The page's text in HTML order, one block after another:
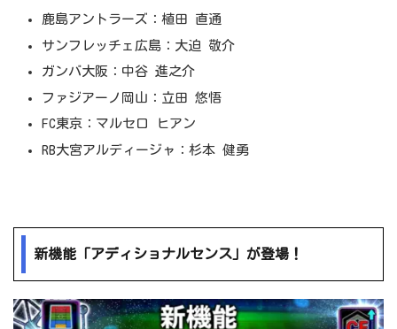
鹿島アントラーズ：植田 直通
サンフレッチェ広島：大迫 敬介
ガンバ大阪：中谷 進之介
ファジアーノ岡山：立田 悠悟
FC東京：マルセロ ヒアン
RB大宮アルディージャ：杉本 健勇
新機能「アディショナルセンス」が登場！